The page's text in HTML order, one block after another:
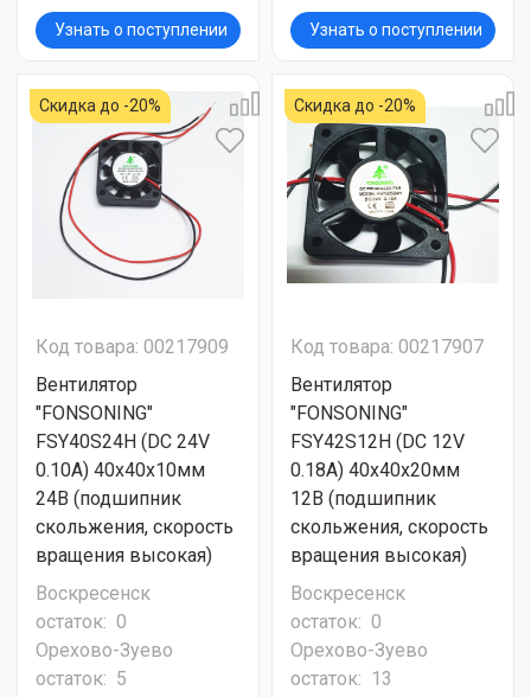
Узнать о поступлении Узнать о поступлении
Скидка до -20%
Код товара: 00217909
Вентилятор
"FONSONING"
FSY40S24H (DC 24V
0.10A) 40х40х10мм
24В (подшипник
скольжения, скорость
вращения высокая)
Воскресенск
остаток: 0
Орехово-Зуево
остаток: 5
Скидка до -20%
Код товара: 00217907
Вентилятор
"FONSONING"
FSY42S12H (DC 12V
0.18A) 40х40х20мм
12В (подшипник
скольжения, скорость
вращения высокая)
Воскресенск
остаток: 0
Орехово-Зуево
остаток: 13